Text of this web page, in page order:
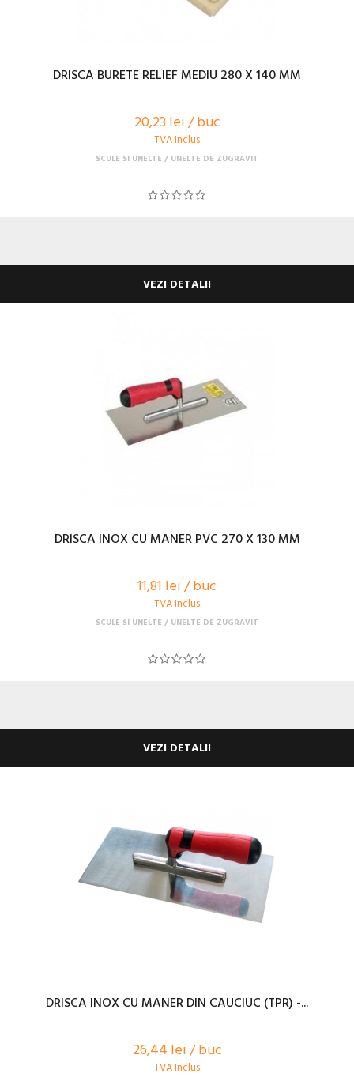
DRISCA BURETE RELIEF MEDIU 280 X 140 MM
20,23 lei / buc
TVA Inclus
SCULE SI UNELTE UNELTE DE ZUGRAVIT
VEZI DETALII
DRISCA INOX CU MANER PVC 270 X 130 MM
11,81 lei / buc
TVA Inclus
SCULE SI UNELTE UNELTE DE ZUGRAVIT
VEZI DETALII
DRISCA INOX CU MANER DIN CAUCIUC (TPR) -...
26,44 lei / buc
TVA Inclus